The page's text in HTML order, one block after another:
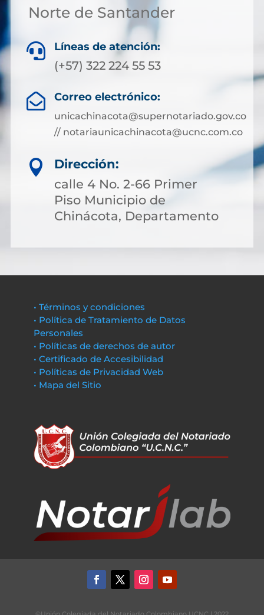
Norte de Santander
 Líneas de atención:
(+57) 322 224 55 53
 Correo electrónico:
unicachinacota@supernotariado.gov.co
// notariaunicachinacota@ucnc.com.co

Dirección:
calle 4 No. 2-66 Primer
Piso Municipio de
Chinácota, Departamento
• Términos y condiciones
• Política de Tratamiento de Datos
Personales
• Políticas de derechos de autor
• Certificado de Accesibilidad
• Políticas de Privacidad Web
• Mapa del Sitio